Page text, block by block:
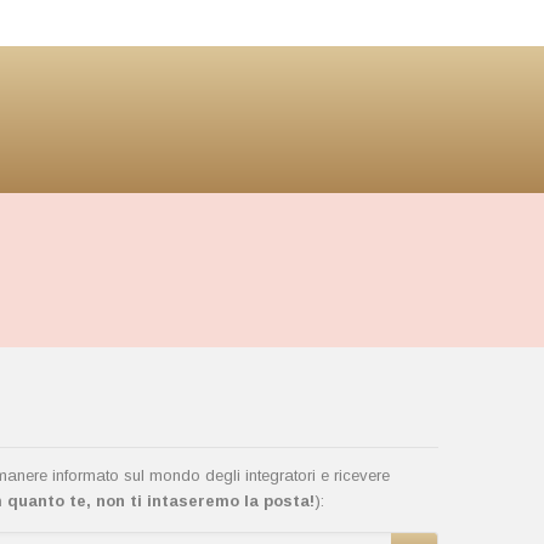
informato sul mondo degli integratori e ricevere
quanto te, non ti intaseremo la posta!):